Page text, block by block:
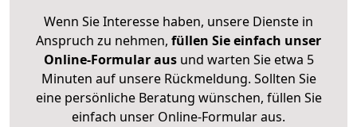
Wenn Sie Interesse haben, unsere Dienste in
Anspruch zu nehmen, füllen Sie einfach unser
Online-Formular ausund warten Sie etwa 5
Minuten auf unsere Rückmeldung. Sollten Sie
eine persönliche Beratung wünschen, füllen Sie
einfach unser Online-Formular aus.